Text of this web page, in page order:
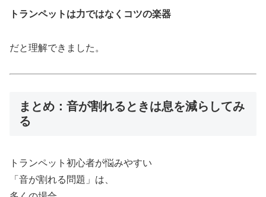
トランペットは力ではなくコツの楽器
だと理解できました。
まとめ：音が割れるときは息を減らしてみ
る
トランペット初心者が悩みやすい
「音が割れる問題」は、